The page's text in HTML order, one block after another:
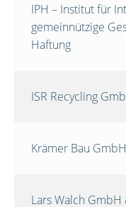
IPH – Institut für
gemeinnützige
Haftung
ISR Recycling
Krämer Bau GmbH
Lars Walch GmbH